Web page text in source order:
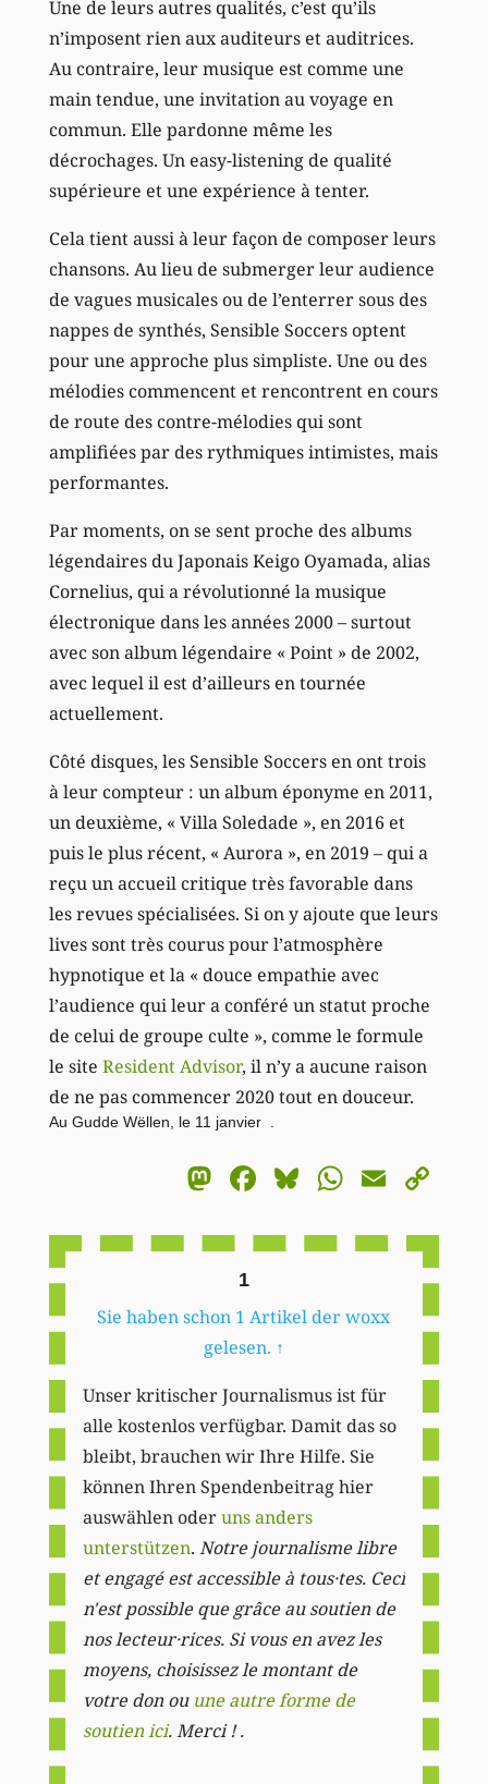
Une de leurs autres qualités, c’est qu’ils
n’imposent rien aux auditeurs et auditrices.
Au contraire, leur musique est comme une
main tendue, une invitation au voyage en
commun. Elle pardonne même les
décrochages. Un easy-listening de qualité
supérieure et une expérience à tenter.
Cela tient aussi à leur façon de composer leurs
chansons. Au lieu de submerger leur audience
de vagues musicales ou de l’enterrer sous des
nappes de synthés, Sensible Soccers optent
pour une approche plus simpliste. Une ou des
mélodies commencent et rencontrent en cours
de route des contre-mélodies qui sont
amplifiées par des rythmiques intimistes, mais
performantes.
Par moments, on se sent proche des albums
légendaires du Japonais Keigo Oyamada, alias
Cornelius, qui a révolutionné la musique
électronique dans les années 2000 – surtout
avec son album légendaire « Point » de 2002,
avec lequel il est d’ailleurs en tournée
actuellement.
Côté disques, les Sensible Soccers en ont trois
à leur compteur : un album éponyme en 2011,
un deuxième, « Villa Soledade », en 2016 et
puis le plus récent, « Aurora », en 2019 – qui a
reçu un accueil critique très favorable dans
les revues spécialisées. Si on y ajoute que leurs
lives sont très courus pour l’atmosphère
hypnotique et la « douce empathie avec
l’audience qui leur a conféré un statut proche
de celui de groupe culte », comme le formule
le site Resident Advisor, il n’y a aucune raison
de ne pas commencer 2020 tout en douceur.
Au Gudde Wëllen, le 11 janvier .
Mastodon
Facebook
BlueskyEmail
1
Sie haben schon 1 Artikel der woxx
gelesen. ↑
Unser kritischer Journalismus ist für
alle kostenlos verfügbar. Damit das so
bleibt, brauchen wir Ihre Hilfe. Sie
können Ihren Spendenbeitrag hier
auswählen oderuns anders
unterstützen. Notre journalisme libre
et engagé est accessible à tous·tes. Ceci
n'est possible que grâce au soutien de
nos lecteur·rices. Si vous en avez les
moyens, choisissez le montant de
votre don ou une autre forme de
soutien ici. Merci ! .